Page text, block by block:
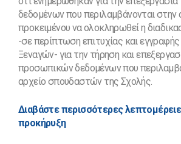
δεδομένων που περιλαμβάνονται στην
προκειμένου να ολοκληρωθεί η
-σε περίπτωση επιτυχίας και
Ξεναγών- για την τήρηση και
προσωπικών δεδομένων που
αρχείο σπουδαστών της Σχολής.
Διαβάστε περισσότερες
προκήρυξη